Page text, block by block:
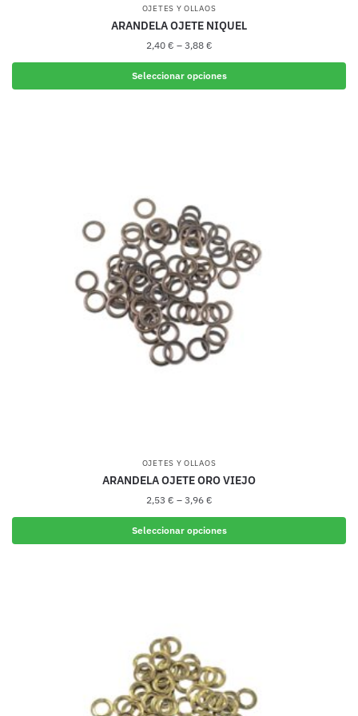
OJETES Y OLLAOS
ARANDELA OJETE NIQUEL
2,40 € – 3,88 €
Seleccionar opciones
opciones
se
pueden
elegir
en
la
página
de
producto
OJETES Y OLLAOS
ARANDELA OJETE ORO VIEJO
2,53 € – 3,96 €
Seleccionar opciones
Las
opciones
se
pueden